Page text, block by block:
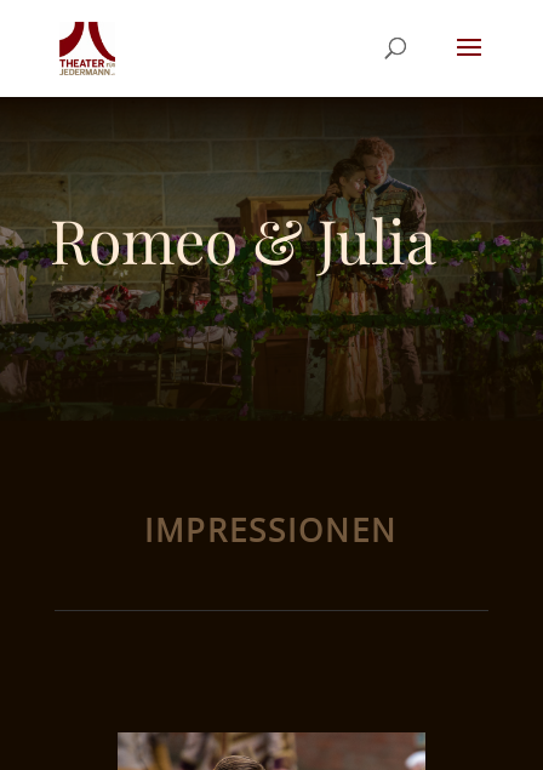
Romeo & Julia
IMPRESSIONEN